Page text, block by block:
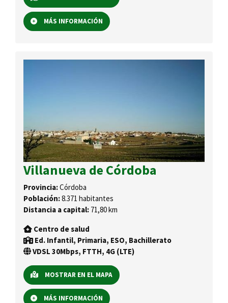
MÁS INFORMACIÓN
Villanueva de Córdoba
Provincia:Córdoba
Población:8.371 habitantes
Distancia a capital: 71,80 km
Centro de salud
Ed. Infantil, Primaria, ESO, Bachillerato
VDSL 30Mbps, FTTH, 4G (LTE)
MOSTRAR EN EL MAPA
MÁS INFORMACIÓN